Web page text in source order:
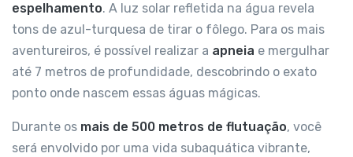
espelhamento. A luz solar refletida na água revela
tons de azul-turquesa de tirar o fôlego. Para os mais
aventureiros, é possível realizar a apneia e mergulhar
até 7 metros de profundidade, descobrindo o exato
ponto onde nascem essas águas mágicas.
Durante os mais de 500 metros de flutuação, você
será envolvido por uma vida subaquática vibrante,